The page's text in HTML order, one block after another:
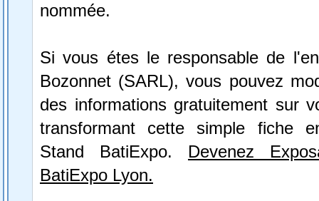
nommée.
Si vous étes le responsable de
Bozonnet (SARL), vous pouvez
des informations gratuitement sur
transformant cette simple fiche
Stand BatiExpo. Devenez
BatiExpo Lyon.